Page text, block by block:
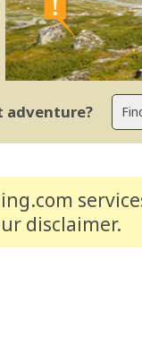
adventure?
disclaimer.